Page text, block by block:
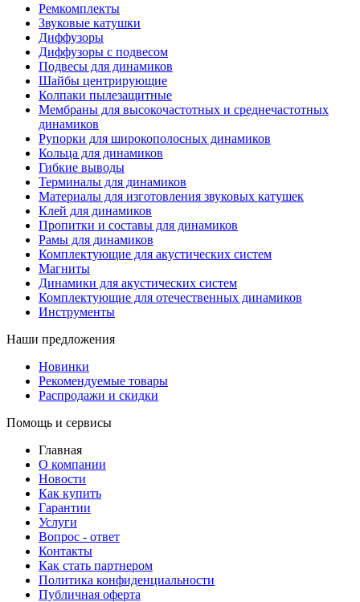
Ремкомплекты
Звуковые катушки
Диффузоры
Диффузоры с подвесом
Подвесы для динамиков
Шайбы центрирующие
Колпаки пылезащитные
Мембраны для высокочастотных и среднечастотных
динамиков
Рупорки для широкополосных динамиков
Кольца для динамиков
Гибкие выводы
Терминалы для динамиков
Материалы для изготовления звуковых катушек
Клей для динамиков
Пропитки и составы для динамиков
Рамы для динамиков
Комплектующие для акустических систем
Магниты
Динамики для акустических систем
Комплектующие для отечественных динамиков
Инструменты
Наши предложения
Новинки
Рекомендуемые товары
Распродажи и скидки
Помощь и сервисы
Главная
О компании
Новости
Как купить
Гарантии
Услуги
Вопрос - ответ
Контакты
Как стать партнером
Политика конфиденциальности
Публичная оферта